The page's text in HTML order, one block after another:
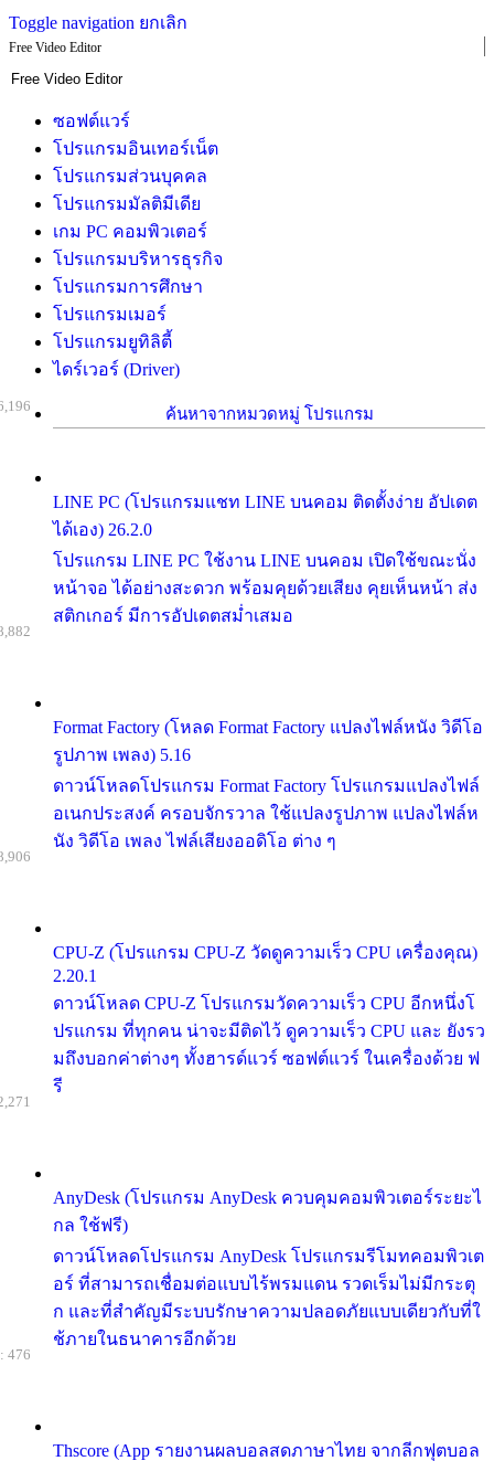
Toggle navigation ยกเลิก
Free Video Editor
ซอฟต์แวร์
โปรแกรมอินเทอร์เน็ต
โปรแกรมส่วนบุคคล
โปรแกรมมัลติมีเดีย
เกม PC คอมพิวเตอร์
โปรแกรมบริหารธุรกิจ
โปรแกรมการศึกษา
โปรแกรมเมอร์
โปรแกรมยูทิลิตี้
ไดร์เวอร์ (Driver)
ค้นหาจากหมวดหมู่ โปรแกรม
LINE PC (โปรแกรมแชท LINE บนคอม ติดตั้งง่าย อัปเดต
ได้เอง) 26.2.0
โปรแกรม LINE PC ใช้งาน LINE บนคอม เปิดใช้ขณะนั่ง
หน้าจอ ได้อย่างสะดวก พร้อมคุยด้วยเสียง คุยเห็นหน้า ส่ง
สติกเกอร์ มีการอัปเดตสม่ำเสมอ
Format Factory (โหลด Format Factory แปลงไฟล์หนัง วิดีโอ
รูปภาพ เพลง) 5.16
ดาวน์โหลดโปรแกรม Format Factory โปรแกรมแปลงไฟล์
อเนกประสงค์ ครอบจักรวาล ใช้แปลงรูปภาพ แปลงไฟล์ห
นัง วิดีโอ เพลง ไฟล์เสียงออดิโอ ต่าง ๆ
CPU-Z (โปรแกรม CPU-Z วัดดูความเร็ว CPU เครื่องคุณ)
2.20.1
ดาวน์โหลด CPU-Z โปรแกรมวัดความเร็ว CPU อีกหนึ่งโ
ปรแกรม ที่ทุกคน น่าจะมีติดไว้ ดูความเร็ว CPU และ ยังรว
มถึงบอกค่าต่างๆ ทั้งฮารด์แวร์ ซอฟต์แวร์ ในเครื่องด้วย ฟ
รี
AnyDesk (โปรแกรม AnyDesk ควบคุมคอมพิวเตอร์ระยะไ
กล ใช้ฟรี)
ดาวน์โหลดโปรแกรม AnyDesk โปรแกรมรีโมทคอมพิวเต
อร์ ที่สามารถเชื่อมต่อแบบไร้พรมแดน รวดเร็มไม่มีกระตุ
ก และที่สำคัญมีระบบรักษาความปลอดภัยแบบเดียวกับที่ใ
ช้ภายในธนาคารอีกด้วย
Thscore (App รายงานผลบอลสดภาษาไทย จากลีกฟุตบอล
476